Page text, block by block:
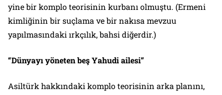
yine bir komplo teorisinin kurbanı olmuştu. (Ermeni
kimliğinin bir suçlama ve bir nakısa mevzuu
yapılmasındaki ırkçılık, bahsi diğerdir.)
“Dünyayı yöneten beş Yahudi ailesi”
Asiltürk hakkındaki komplo teorisinin arka planını,